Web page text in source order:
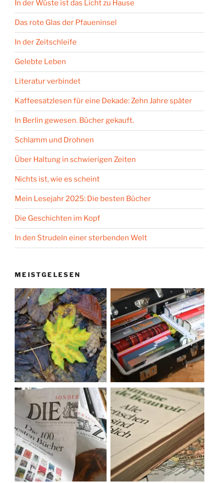
In der Wüste ist das Licht zu Hause
Das rote Glas der Pfaueninsel
In der Zeitschleife
Gelebte Leben
Literatur verbindet
Kaffeesatzlesen für eine Dekade: Zehn Jahre später
In Berlin gewesen. Bücher gekauft.
Schlamm und Drohnen
Über Haltung in schwierigen Zeiten
Nichts ist, wie es scheint
Mein Lesejahr 2025: Die besten Bücher
Die Geschichten im Kopf
In den Strudeln einer sterbenden Welt
MEISTGELESEN